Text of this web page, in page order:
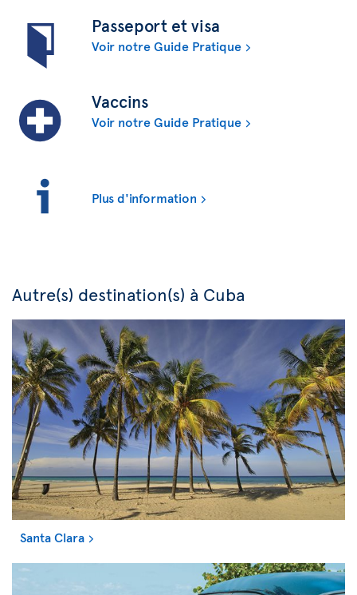
Passeport et visa
Voir notre Guide Pratique
Vaccins
Voir notre Guide Pratique
Plus d'information
Autre(s) destination(s) à Cuba
Santa Clara